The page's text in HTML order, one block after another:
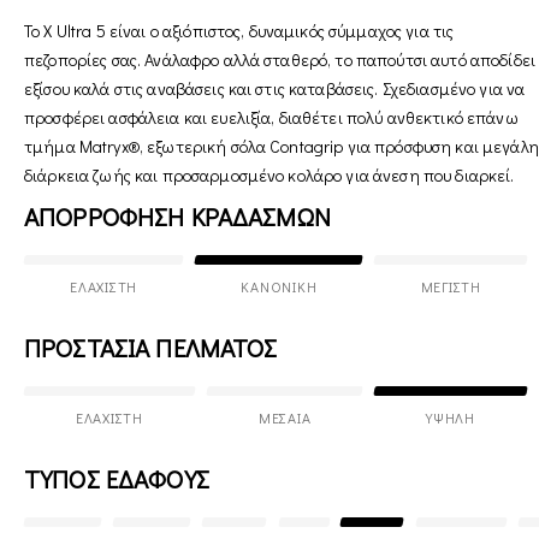
Το X Ultra 5 είναι ο αξιόπιστος, δυναμικός σύμμαχος για τις
πεζοπορίες σας. Ανάλαφρο αλλά σταθερό, το παπούτσι αυτό αποδίδει
εξίσου καλά στις αναβάσεις και στις καταβάσεις. Σχεδιασμένο για να
προσφέρει ασφάλεια και ευελιξία, διαθέτει πολύ ανθεκτικό επάνω
τμήμα Matryx®, εξωτερική σόλα Contagrip για πρόσφυση και μεγάλη
διάρκεια ζωής και προσαρμοσμένο κολάρο για άνεση που διαρκεί.
ΑΠΟΡΡΟΦΗΣΗ ΚΡΑΔΑΣΜΩΝ
ΕΛΆΧΙΣΤΗ ΚΑΝΟΝΙΚΉ ΜΈΓΙΣΤΗ
ΠΡΟΣΤΑΣΙΑ ΠΕΛΜΑΤΟΣ
ΕΛΆΧΙΣΤΗ ΜΕΣΑΊΑ ΥΨΗΛΉ
ΤΥΠΟΣ ΕΔΑΦΟΥΣ